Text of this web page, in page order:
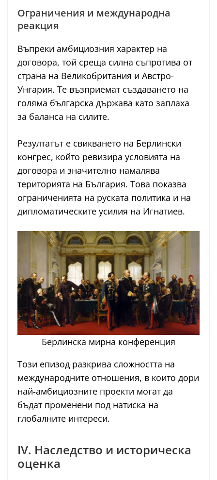
Ограничения и международна
реакция
Въпреки амбициозния характер на
договора, той среща силна съпротива от
страна на Великобритания и Австро-
Унгария. Те възприемат създаването на
голяма българска държава като заплаха
за баланса на силите.
Резултатът е свикването на Берлински
конгрес, който ревизира условията на
договора и значително намалява
територията на България. Това показва
ограниченията на руската политика и на
дипломатическите усилия на Игнатиев.
Берлинска мирна конференция
Този епизод разкрива сложността на
международните отношения, в които дори
най-амбициозните проекти могат да
бъдат променени под натиска на
глобалните интереси.
IV. Наследство и историческа
оценка